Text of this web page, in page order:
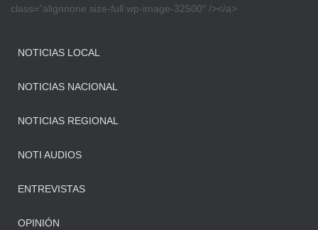
class=”alignnone size-full wp-image-32500″ /></a>
NOTICIAS LOCAL
NOTICIAS NACIONAL
NOTICIAS REGIONAL
NOTI AUDIOS
ENTREVISTAS
OPINIÓN